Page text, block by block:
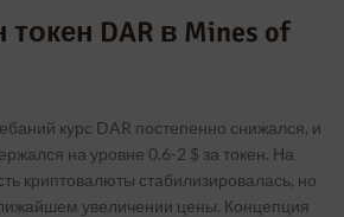
DAR в Mines of
курс DAR постепенно снижался, и
на уровне 0.6-2 $ за токен. На
криптовалюты стабилизировалась, но
увеличении цены. Концепция